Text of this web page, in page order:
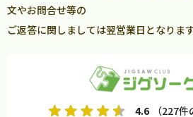
文やお問合せ等の
ご返答に関しましては翌営業日となります
4.6 （227